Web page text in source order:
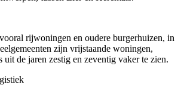
rijwoningen en oudere burgerhuizen, in
zijn vrijstaande woningen,
uit de jaren zestig en zeventig vaker te zien.